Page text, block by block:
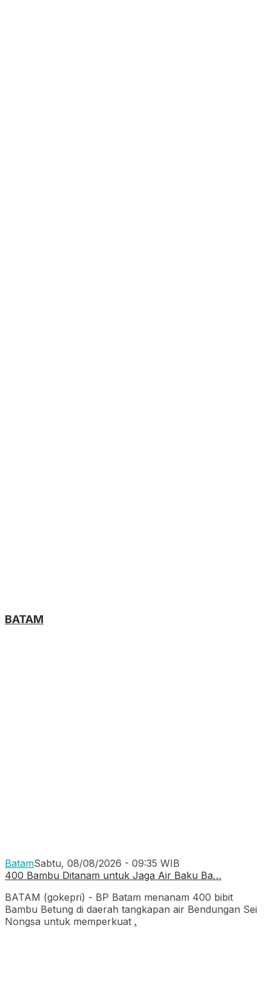
BATAM
BatamSabtu, 08/08/2026 - 09:35 WIB
400 Bambu Ditanam untuk Jaga Air Baku Ba…
BATAM (gokepri) - BP Batam menanam 400 bibit
Bambu Betung di daerah tangkapan air Bendungan Sei
Nongsa untuk memperkuat .